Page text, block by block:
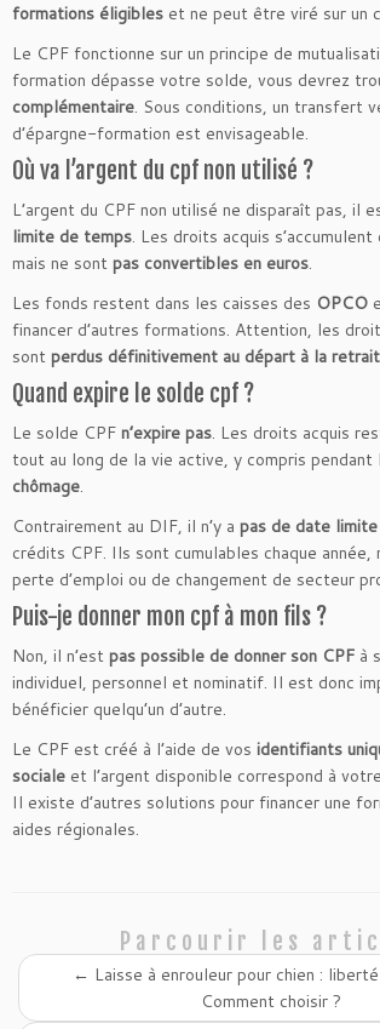
formations éligibles et ne peut être viré sur un
Le CPF fonctionne sur un principe de
formation dépasse votre solde, vous devrez
complémentaire. Sous conditions, un transfert
d’épargne-formation est envisageable.
Où va l’argent du cpf non utilisé ?
L’argent du CPF non utilisé ne disparaît pas, il
limite de temps. Les droits acquis s’accumulent
mais ne sont pas convertibles en euros.
Les fonds restent dans les caisses des OPCO
financer d’autres formations. Attention, les
sont perdus définitivement au départ à la
Quand expire le solde cpf ?
Le solde CPF n’expire pas. Les droits acquis
tout au long de la vie active, y compris pendant
chômage.
Contrairement au DIF, il n’y a pas de date limite
crédits CPF. Ils sont cumulables chaque année,
perte d’emploi ou de changement de secteur
Puis-je donner mon cpf à mon fils ?
Non, il n’est pas possible de donner son CPF à
individuel, personnel et nominatif. Il est donc
bénéficier quelqu’un d’autre.
Le CPF est créé à l’aide de vos identifiants
sociale et l’argent disponible correspond à
Il existe d’autres solutions pour financer une
aides régionales.
Parcourir les
← Laisse à enrouleur pour chien :
Comment choisir ?